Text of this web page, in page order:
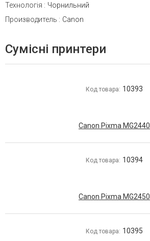
Технологія : Чорнильний
Производитель : Canon
Сумісні принтери
Код товара: 10393
Canon Pixma MG2440
Код товара: 10394
Canon Pixma MG2450
Код товара: 10395